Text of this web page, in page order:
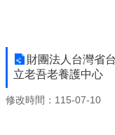
財團法人台灣省
立老吾老養護中心
修改時間：115-07-10